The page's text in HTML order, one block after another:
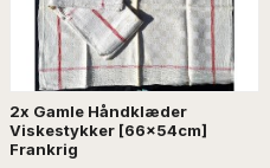
2x Gamle Håndklæder
Viskestykker [66x54cm]
Frankrig